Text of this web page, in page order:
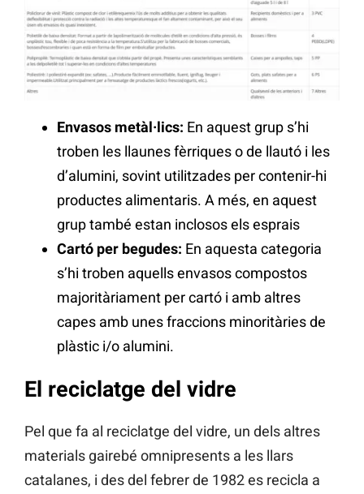
Envasos metàl·lics: En aquest grup s’hi
troben les llaunes fèrriques o de llautó i les
d’alumini, sovint utilitzades per contenir-hi
productes alimentaris. A més, en aquest
grup també estan inclosos els esprais
Cartó per begudes: En aquesta categoria
s’hi troben aquells envasos compostos
majoritàriament per cartó i amb altres
capes amb unes fraccions minoritàries de
plàstic i/o alumini.
El reciclatge del vidre
Pel que fa al reciclatge del vidre, un dels altres
materials gairebé omnipresents a les llars
catalanes, i des del febrer de 1982 es recicla a